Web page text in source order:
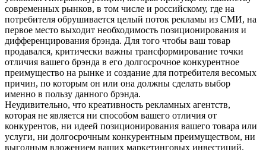
современных рынков, в том числе и российскому, где на
потребителя обрушивается целый поток рекламы из СМИ, на
первое место выходит необходимость позиционирования и
дифференцирования брэнда. Для того чтобы ваш товар
продавался, критически важны трансформирование точки
отличия вашего брэнда в его долгосрочное конкурентное
преимущество на рынке и создание для потребителя весомых
причин, по которым он или она должны сделать выбор
именно в пользу данного брэнда.
Неудивительно, что креативность рекламных агентств,
которая не является ни способом вашего отличия от
конкурентов, ни идеей позиционирования вашего товара или
услуги, ни долгосрочным конкурентным преимуществом, ни
выгодным вложением ваших маркетинговых инвестиций,